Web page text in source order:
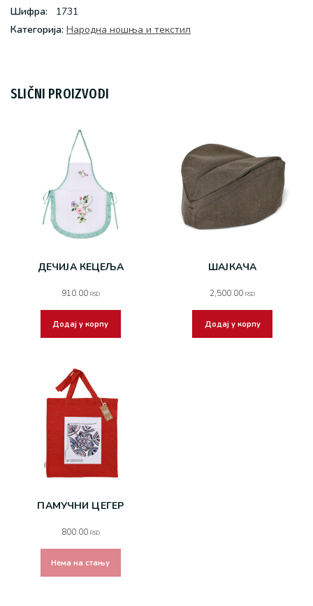
Шифра:
1731
Категоријa: Народна ношња и текстил
SLIČNI PROIZVODI
ДЕЧИЈА КЕЦЕЉА
910.00 RSD
Додај у корпу
ШАЈКАЧА
2,500.00RSD
Додај у корпу
ПАМУЧНИ ЦЕГЕР
800.00 RSD
Нема на стању